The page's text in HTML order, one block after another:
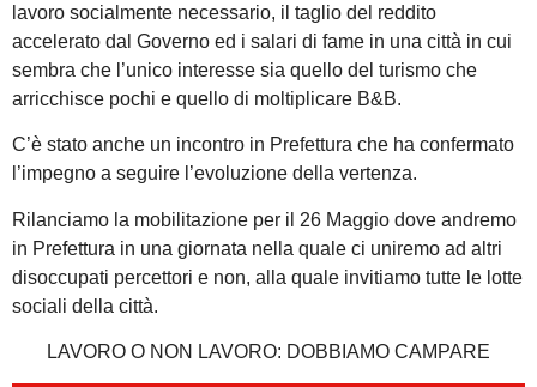
lavoro socialmente necessario, il taglio del reddito
accelerato dal Governo ed i salari di fame in una città in cui
sembra che l’unico interesse sia quello del turismo che
arricchisce pochi e quello di moltiplicare B&B.
C’è stato anche un incontro in Prefettura che ha confermato
l’impegno a seguire l’evoluzione della vertenza.
Rilanciamo la mobilitazione per il 26 Maggio dove andremo
in Prefettura in una giornata nella quale ci uniremo ad altri
disoccupati percettori e non, alla quale invitiamo tutte le lotte
sociali della città.
LAVORO O NON LAVORO: DOBBIAMO CAMPARE